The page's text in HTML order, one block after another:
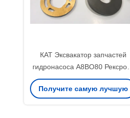
КАТ Эксвакатор запчастей
гидронасоса А8ВО80 Рексротх
ремонтируя ИСО
Получите самую лучшую